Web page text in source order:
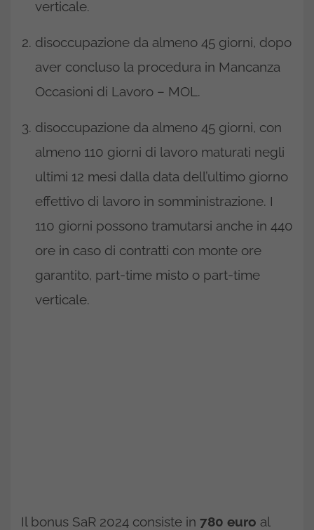
verticale.
disoccupazione da almeno 45 giorni, dopo
aver concluso la procedura in Mancanza
Occasioni di Lavoro – MOL.
disoccupazione da almeno 45 giorni, con
almeno 110 giorni di lavoro maturati negli
ultimi 12 mesi dalla data dell’ultimo giorno
effettivo di lavoro in somministrazione. I
110 giorni possono tramutarsi anche in 440
ore in caso di contratti con monte ore
garantito, part-time misto o part-time
verticale.
Il bonus SaR 2024 consiste in 780 euro al